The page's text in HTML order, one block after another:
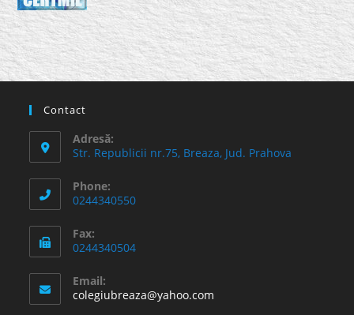
Contact
Adresă:
Str. Republicii nr.75, Breaza, Jud. Prahova
Phone:
0244340550
Fax:
0244340504
Email:
colegiubreaza@yahoo.com